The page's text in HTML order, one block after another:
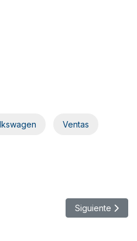
Ventas
e-HYBRID: Altas
Artículo
Siguiente